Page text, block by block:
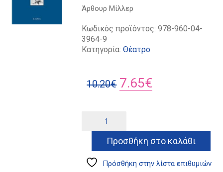
Άρθουρ Μίλλερ
Κωδικός προϊόντος:978-960-04-
3964-9
Κατηγορία:Θέατρο
10.20€ Original
10.20€.
7.65€
είναι:
7.65€.
ποσότητα
Προσθήκη στο καλάθι
Πρόσθήκη στην λίστα επιθυμιών